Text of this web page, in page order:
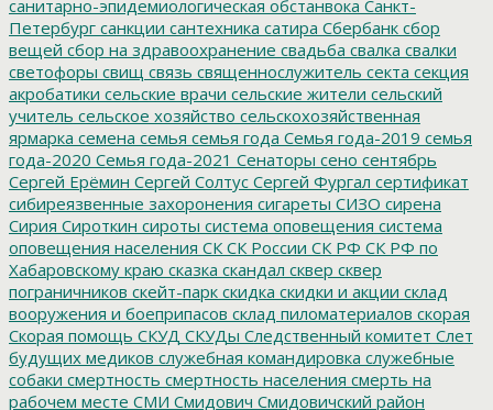
санитарно-эпидемиологическая обстанвока Санкт-
Петербург санкции сантехника сатира Сбербанк сбор
вещей сбор на здравоохранение свадьба свалка свалки
светофоры свищ связь священнослужитель секта секция
акробатики сельские врачи сельские жители сельский
учитель сельское хозяйство сельскохозяйственная
ярмарка семена семья семья года Семья года-2019 семья
года-2020 Семья года-2021 Сенаторы сено сентябрь
Сергей Ерёмин Сергей Солтус Сергей Фургал сертификат
сибиреязвенные захоронения сигареты СИЗО сирена
Сирия Сироткин сироты система оповещения система
оповещения населения СК СК России СК РФ СК РФ по
Хабаровскому краю сказка скандал сквер сквер
пограничников скейт-парк скидка скидки и акции склад
вооружения и боеприпасов склад пиломатериалов скорая
Скорая помощь СКУД СКУДы Следственный комитет Слет
будущих медиков служебная командировка служебные
собаки смертность смертность населения смерть на
рабочем месте СМИ Смидович Смидовичский район